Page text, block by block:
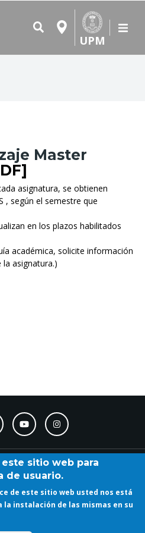
UPM
Master
asignatura, se obtienen
, según el semestre que
en los plazos habilitados
académica, solicite información
asignatura.)
Directorio Calendario
sesión
sitio web para
de usuario.
de este sitio web usted nos está
instalación de las mismas en su